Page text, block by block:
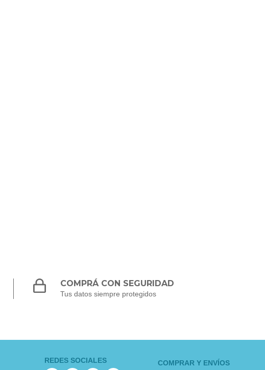
COMPRÁ CON SEGURIDAD
Tus datos siempre protegidos
REDES SOCIALES COMPRAR Y ENVÍOS